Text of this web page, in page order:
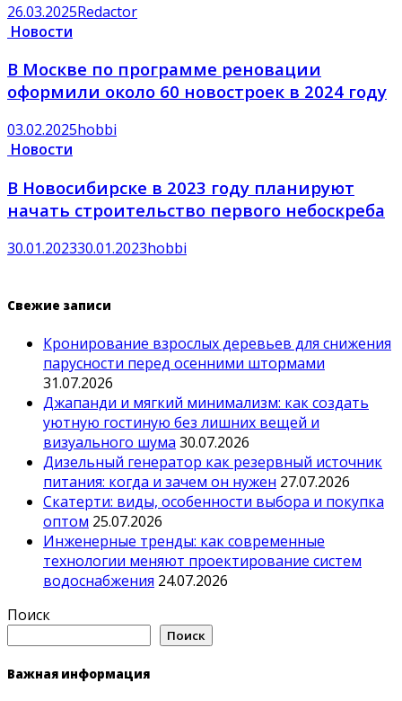
26.03.2025Redactor
Новости
В Москве по программе реновации
оформили около 60 новостроек в 2024 году
03.02.2025hobbi
Новости
В Новосибирске в 2023 году планируют
начать строительство первого небоскреба
30.01.202330.01.2023hobbi
Свежие записи
Кронирование взрослых деревьев для снижения
парусности перед осенними штормами
31.07.2026
Джапанди и мягкий минимализм: как создать
уютную гостиную без лишних вещей и
визуального шума 30.07.2026
Дизельный генератор как резервный источник
питания: когда и зачем он нужен 27.07.2026
Скатерти: виды, особенности выбора и покупка
оптом 25.07.2026
Инженерные тренды: как современные
технологии меняют проектирование систем
водоснабжения 24.07.2026
Поиск
Поиск
Важная информация